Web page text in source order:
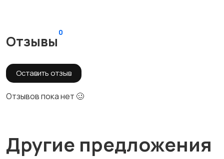
Отзывы
0
Оставить отзыв
Отзывов пока нет 🥴
Другие предложения